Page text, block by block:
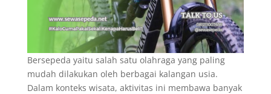
Bersepeda yaitu salah satu olahraga yang paling
mudah dilakukan oleh berbagai kalangan usia.
Dalam konteks wisata, aktivitas ini membawa banyak